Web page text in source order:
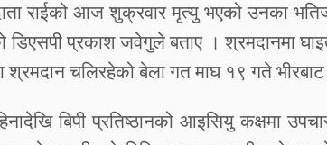
राईको आज शुक्रवार मृत्यु भएको उनका
डिएसपी प्रकाश जवेगुले बताए । श्रमदानमा
श्रमदान चलिरहेको बेला गत माघ १९ गते भीरबाट
बिपी प्रतिष्ठानको आइसियु कक्षमा